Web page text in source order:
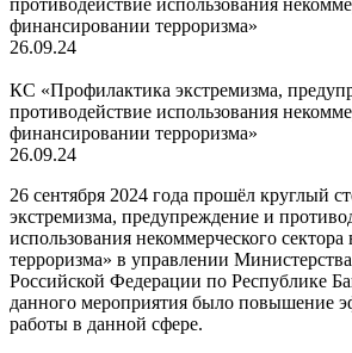
противодействие использования
финансировании терроризма»
26.09.24
КС «Профилактика экстремизма,
противодействие использования
финансировании терроризма»
26.09.24
26 сентября 2024 года прошёл круглый
экстремизма, предупреждение и
использования некоммерческого
терроризма» в управлении
Российской Федерации по Республике
данного мероприятия было повышение
работы в данной сфере.